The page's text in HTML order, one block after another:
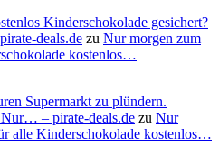
Kinderschokolade gesichert?
deals.de zu Nur morgen zum
kostenlos…
Supermarkt zu plündern.
– pirate-deals.de zu Nur
alle Kinderschokolade kostenlos…